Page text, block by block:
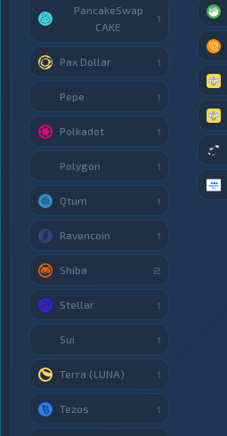
PancakeSwap
CAKE
1
Pax Dollar 1
Pepe 1
Polkadot 1
Polygon 1
Qtum 1
Ravencoin 1
Shiba 2
Stellar 1
Sui 1
Terra (LUNA) 1
Tezos 1